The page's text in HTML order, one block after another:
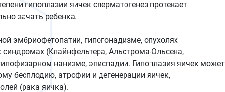
гипоплазии яичек сперматогенез протекает
зачать ребенка.
эмбриофетопатии, гипогонадизме, опухолях
(Клайнфельтера, Альстрома-Ольсена,
нанизме, эписпадии. Гипоплазия яичек может
бесплодию, атрофии и дегенерации яичек,
(рака яичка).